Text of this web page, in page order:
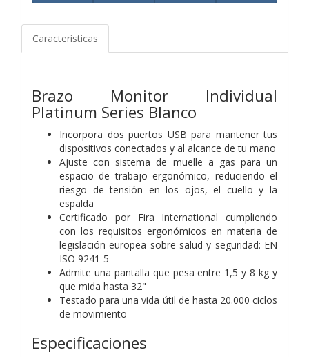
Características
Brazo Monitor Individual
Platinum Series Blanco
Incorpora dos puertos USB para mantener tus
dispositivos conectados y al alcance de tu mano
Ajuste con sistema de muelle a gas para un
espacio de trabajo ergonómico, reduciendo el
riesgo de tensión en los ojos, el cuello y la
espalda
Certificado por Fira International cumpliendo
con los requisitos ergonómicos en materia de
legislación europea sobre salud y seguridad: EN
ISO 9241-5
Admite una pantalla que pesa entre 1,5 y 8 kg y
que mida hasta 32"
Testado para una vida útil de hasta 20.000 ciclos
de movimiento
Especificaciones